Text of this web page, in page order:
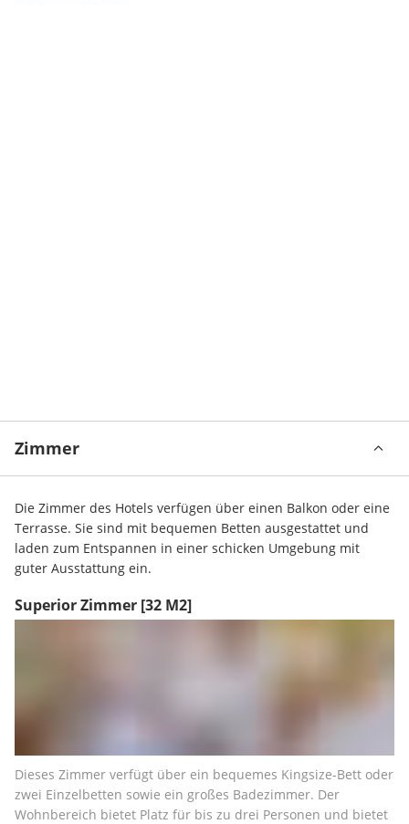
Zimmer
Die Zimmer des Hotels verfügen über einen Balkon oder eine
Terrasse. Sie sind mit bequemen Betten ausgestattet und
laden zum Entspannen in einer schicken Umgebung mit
guter Ausstattung ein.
Superior Zimmer [32 M2]
Dieses Zimmer verfügt über ein bequemes Kingsize-Bett oder
zwei Einzelbetten sowie ein großes Badezimmer. Der
Wohnbereich bietet Platz für bis zu drei Personen und bietet